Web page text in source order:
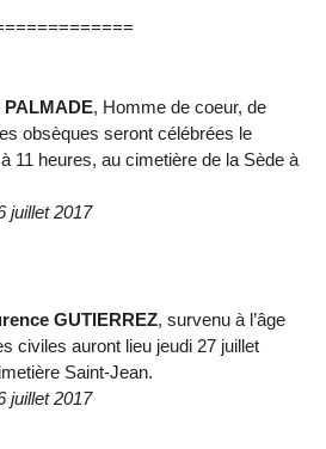
PALMADE, Homme de coeur, de
obsèques seront célébrées le
11 heures, au cimetière de la Sède à
juillet 2017
GUTIERREZ, survenu à l’âge
civiles auront lieu jeudi 27 juillet
Saint-Jean.
juillet 2017